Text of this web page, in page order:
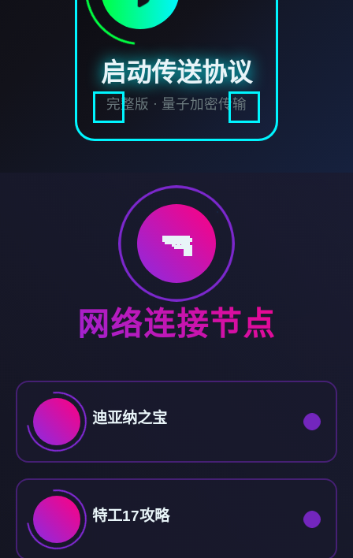
启动传送协议
完整版 · 量子加密传输
🔫
网络连接节点
迪亚纳之宝
特工17攻略